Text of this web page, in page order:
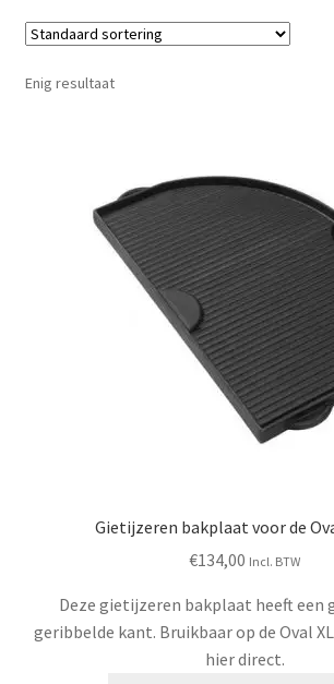
Enig resultaat
Gietijzeren bakplaat voor de
€134,00 Incl. BTW
Deze gietijzeren bakplaat heeft een
geribbelde kant. Bruikbaar op de Oval
hier direct.